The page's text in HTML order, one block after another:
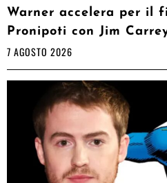
Warner accelera per il
Pronipoti con Jim
7 AGOSTO 2026